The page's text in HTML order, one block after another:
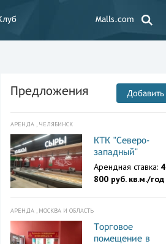
Malls.com
Предложения Добавить
АРЕНДА , ЧЕЛЯБИНСК
КТК "Северо-
западный"
Арендная ставка: 4
800 руб. кв.м./год
АРЕНДА , МОСКВА И ОБЛАСТЬ
Торговое
помещение в